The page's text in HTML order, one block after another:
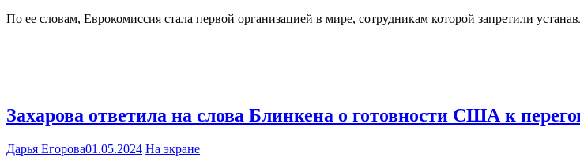
По ее словам, Еврокомиссия стала первой организацией в мире, сотрудникам которой запретили
Захарова ответила на слова Блинкена о готовности США к
Дарья Егорова01.05.2024 На экране